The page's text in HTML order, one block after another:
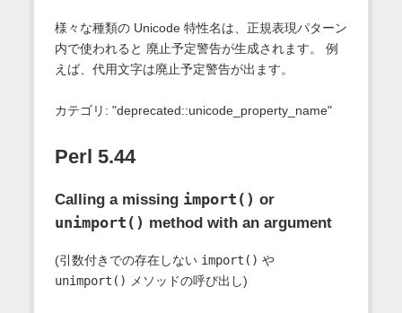
様々な種類の Unicode 特性名は、正規表現パターン
内で使われると 廃止予定警告が生成されます。 例
えば、代用文字は廃止予定警告が出ます。
カテゴリ: "deprecated::unicode_property_name"
Perl 5.44
Calling a missing import() or
unimport() method with an argument
(引数付きでの存在しない import() や
unimport()
メソッドの呼び出し)